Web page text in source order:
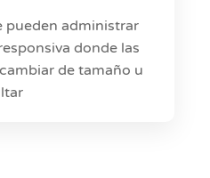
pueden administrar
donde las
de tamaño u